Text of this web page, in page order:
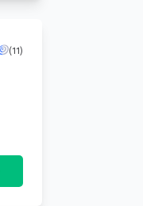
(11)